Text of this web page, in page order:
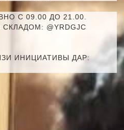
С 09.00 ДО 21.00.
@YRDGJC
ИНИЦИАТИВЫ ДАР: